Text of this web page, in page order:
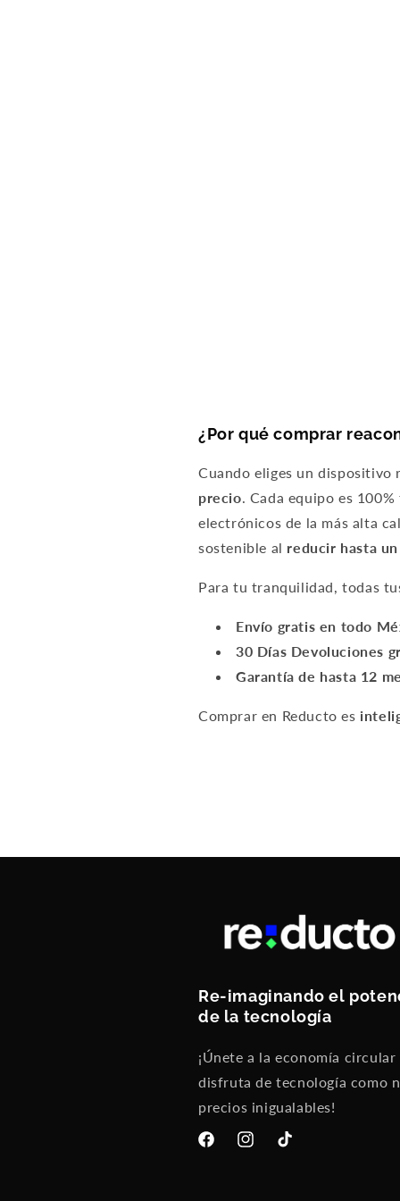
¿Por qué comprar
Cuando eliges un dispositivo
precio . Cada equipo es
electrónicos de la más alta
sostenible al reducir hasta
Para tu tranquilidad, todas
Envío gratis en todo
30 Días Devoluciones
Garantía de hasta 12
Comprar en Reducto es
Re-imaginando el
de la tecnología
¡Únete a la economía circular
disfruta de tecnología como
precios inigualables!
FacebookInstagramTikTok